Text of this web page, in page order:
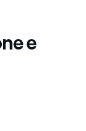
e